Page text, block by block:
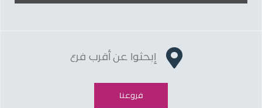
إبحثوا عن أقرب فرع
فروعنا